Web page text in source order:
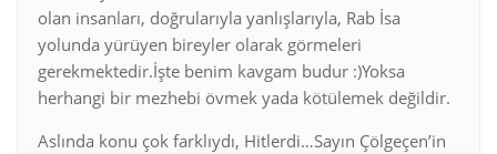
olan insanları, doğrularıyla yanlışlarıyla, Rab İsa
yolunda yürüyen bireyler olarak görmeleri
gerekmektedir.İşte benim kavgam budur :)Yoksa
herhangi bir mezhebi övmek yada kötülemek değildir.
Aslında konu çok farklıydı, Hitlerdi…Sayın Çölgeçen’in